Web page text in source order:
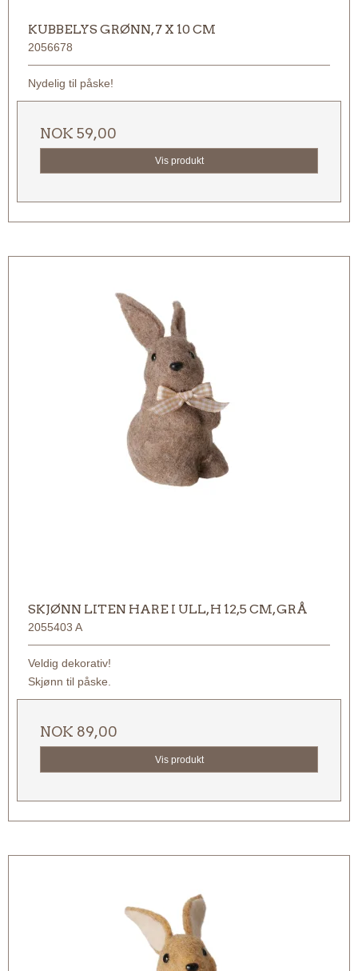
KUBBELYS GRØNN, 7 X 10 CM
2056678
Nydelig til påske!
NOK 59,00
Vis produkt
SKJØNN LITEN HARE I ULL, H 12,5 CM, GRÅ
2055403 A
Veldig dekorativ!
Skjønn til påske.
NOK 89,00
Vis produkt